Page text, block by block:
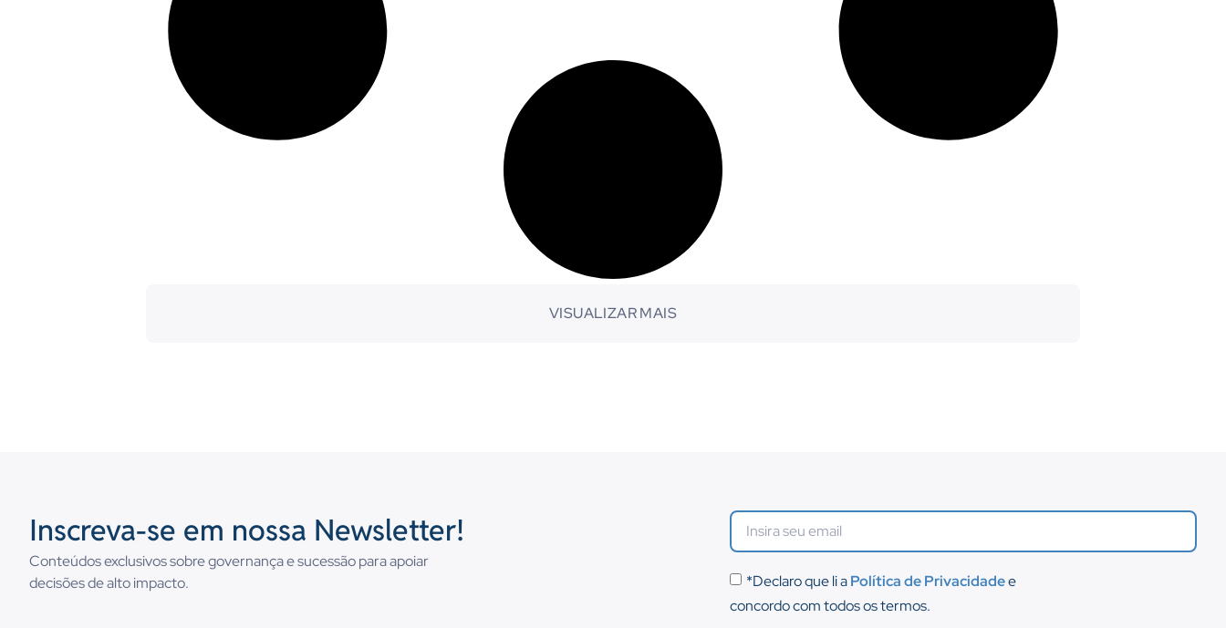
VISUALIZAR MAIS
Inscreva-se em nossa Newsletter!
Conteúdos exclusivos sobre governança e sucessão para apoiar
decisões de alto impacto.
*Declaro que li aPolítica de Privacidadee
concordo com todos os termos.